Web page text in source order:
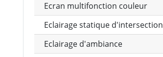
Ecran multifonction couleur
Eclairage statique d'intersection
Eclairage d'ambiance